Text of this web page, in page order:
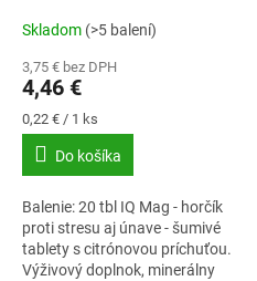
Skladom (>5 balení)
3,75 € bez DPH
4,46 €
Jednotková
cena:
0,22 € / 1 ks
Do košíka
Balenie: 20 tbl IQ Mag - horčík
proti stresu aj únave - šumivé
tablety s citrónovou príchuťou.
Výživový doplnok, minerálny